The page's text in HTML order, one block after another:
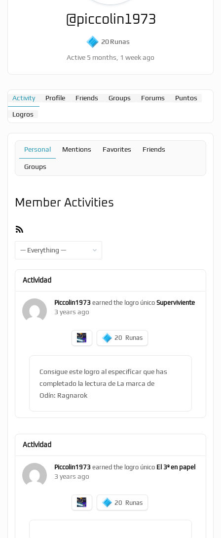
@piccolin1973
20Runas
Active 5 months, 1 week ago
Activity Profile Friends Groups Forums Puntos
Logros
Personal Mentions Favorites Friends
Groups
Member Activities
Actividad
Piccolin1973 earned the logro único Superviviente
3 years ago
20 Runas
Consigue este logro al especificar que has
completado la lectura de La marca de
Odín: Ragnarok
Actividad
Piccolin1973 earned the logro único El 3º en papel
3 years ago
20 Runas